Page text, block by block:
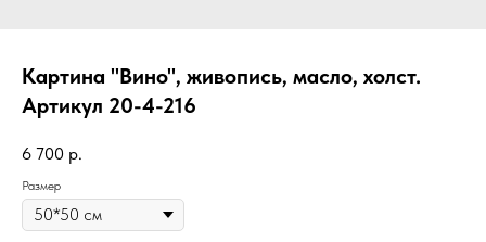
Картина "Вино", живопись, масло, холст.
Артикул 20-4-216
6 700 р.
Размер